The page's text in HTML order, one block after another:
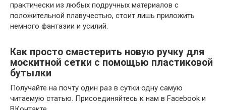
практически из любых подручных материалов с
положительной плавучестью, стоит лишь приложить
немного фантазии и усилий.
Как просто смастерить новую ручку для
москитной сетки с помощью пластиковой
бутылки
Получайте на почту один раз в сутки одну самую
читаемую статью. Присоединяйтесь к нам в Facebook и